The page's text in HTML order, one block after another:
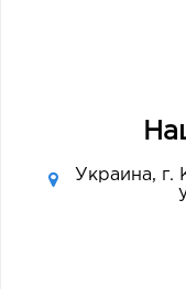
Украина, г.